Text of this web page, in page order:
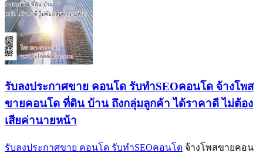
รับลงประกาศขาย คอนโด รับทำSEOคอนโด จ้างโพส
ขายคอนโด ที่ดิน บ้าน ถึงกลุ่มลูกค้า ได้ราคาดี ไม่ต้อง
เสียค่านายหน้า
รับลงประกาศขาย คอนโด รับทำSEOคอนโด จ้างโพสขายคอน